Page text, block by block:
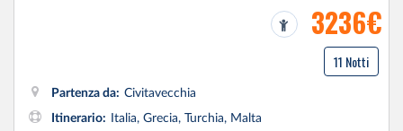
3236€
11 Notti
Partenza da: Civitavecchia
Itinerario:
Italia, Grecia, Turchia, Malta